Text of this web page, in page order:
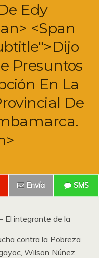
Edy
<span
Presuntos
En La
De
Envía SMS
El integrante de la
contra la Pobreza
Wilson Núñez